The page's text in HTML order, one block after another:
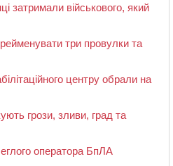
затримали військового, який
три провулки та
центру обрали на
грози, зливи, град та
оператора БпЛА